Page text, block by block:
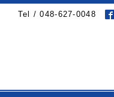
Tel / 048-627-0048